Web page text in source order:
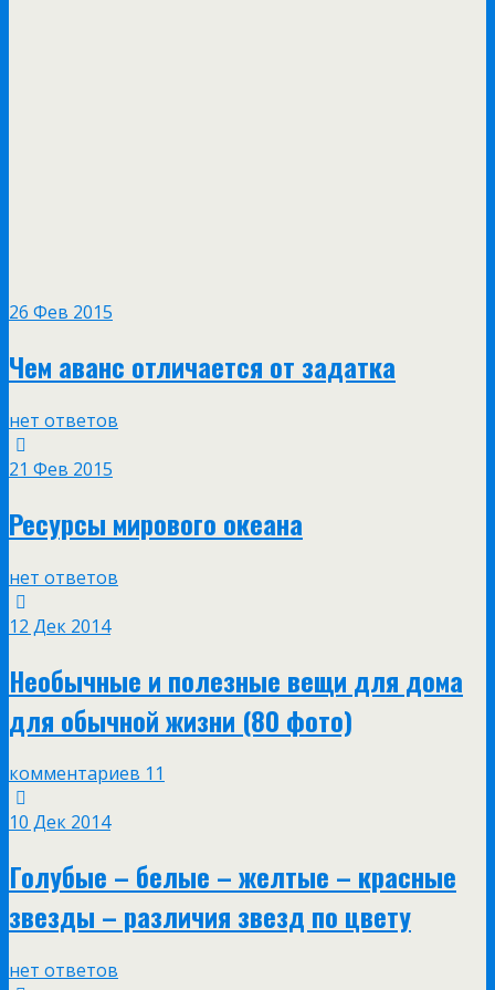
26 Фев 2015
Чем аванс отличается от задатка
нет ответов
21 Фев 2015
Ресурсы мирового океана
нет ответов
12 Дек 2014
Необычные и полезные вещи для дома
для обычной жизни (80 фото)
комментариев 11
10 Дек 2014
Голубые – белые – желтые – красные
звезды – различия звезд по цвету
нет ответов